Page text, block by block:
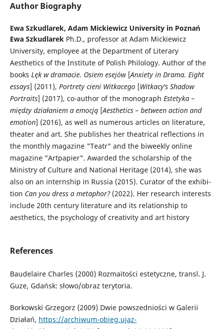
Author Biography
Ewa Szkudlarek, Adam Mickiewicz University in Poznań
Ewa Szkudlarek Ph.D., professor at Adam Mickiewicz
University, employee at the Depart­ment of Literary
Aesthetics of the Institute of Polish Philology. Author of the
books Lęk w dra­macie. Osiem esejów [Anxiety in Drama. Eight
essays] (2011), Portrety cieni Witkacego [Witkacy's Shadow
Portraits] (2017), co-author of the monograph Estetyka –
między działaniem a emocją [Aesthetics – between action and
emotion] (2016), as well as numerous articles on literature,
theater and art. She publishes her theatrical reflections in
the monthly magazine "Teatr" and the biweekly online
magazine "Artpapier". Awarded the scholarship of the
Ministry of Culture and National Heritage (2014), she was
also on an internship in Russia (2015). Curator of the exhibi­
tion Can you dress a metaphor? (2022). Her research interests
include 20th century literature and its relationship to
aesthetics, the psychology of creativity and art history
References
Baudelaire Charles (2000) Rozmaitości estetyczne, transl. J.
Guze, Gdańsk: słowo/obraz terytoria.
Borkowski Grzegorz (2009) Dwie powszedniości w Galerii
Działań, https://archiwum-obieg.ujaz-